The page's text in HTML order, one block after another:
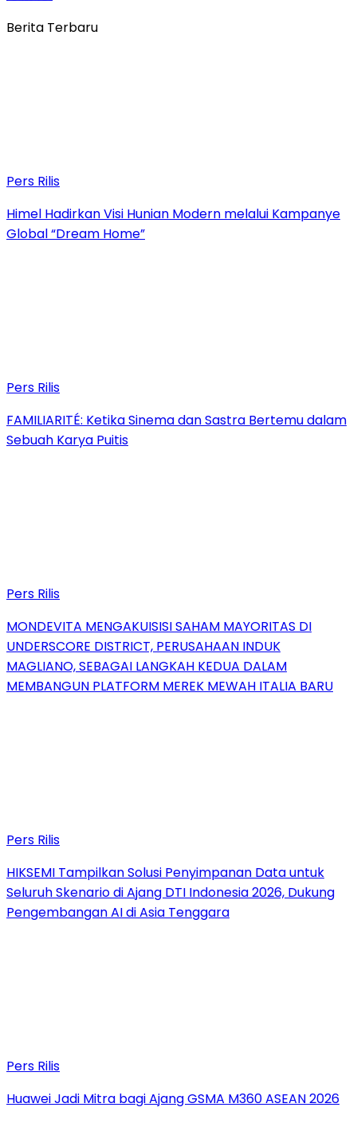
Berita Terbaru
Pers Rilis
Himel Hadirkan Visi Hunian Modern melalui Kampanye
Global “Dream Home”
Pers Rilis
FAMILIARITÉ: Ketika Sinema dan Sastra Bertemu dalam
Sebuah Karya Puitis
Pers Rilis
MONDEVITA MENGAKUISISI SAHAM MAYORITAS DI
UNDERSCORE DISTRICT, PERUSAHAAN INDUK
MAGLIANO, SEBAGAI LANGKAH KEDUA DALAM
MEMBANGUN PLATFORM MEREK MEWAH ITALIA BARU
Pers Rilis
HIKSEMI Tampilkan Solusi Penyimpanan Data untuk
Seluruh Skenario di Ajang DTI Indonesia 2026, Dukung
Pengembangan AI di Asia Tenggara
Pers Rilis
Huawei Jadi Mitra bagi Ajang GSMA M360 ASEAN 2026